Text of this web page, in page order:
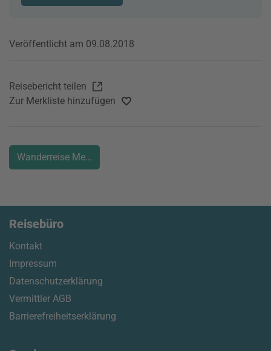
Veröffentlicht am 09.08.2018
Reisebericht teilen
Zur Merkliste hinzufügen
Wanderreise Menorca
Reisebüro
Kontakt
Impressum
Datenschutzerklärung
Vermittler AGB
Barrierefreiheitserklärung